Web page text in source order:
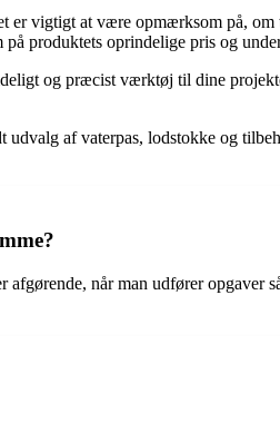
er vigtigt at være opmærksom på,
produktets oprindelige pris og
og præcist værktøj til dine
af vaterpas, lodstokke og
når man udfører